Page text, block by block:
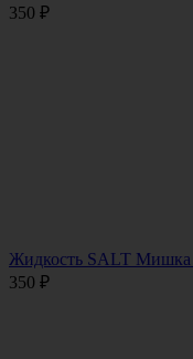
350 ₽
Жидкость SALT Мишка
350 ₽